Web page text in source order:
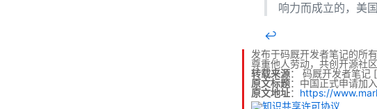
响力而成立的，美
↩
发布于码厩开发者笔记的所
尊重他人劳动，共创开源社
转载来源： 码厩开发者笔记 [
原文标题：中国正式申请加
原文地址： https://